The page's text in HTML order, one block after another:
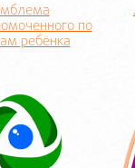
по
ребёнка